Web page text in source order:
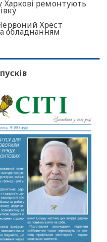
Харкові ремонтують
Хрест
обладнанням